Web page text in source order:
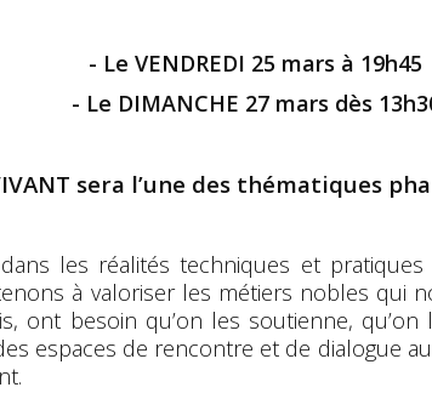
- Le VENDREDI 25 mars à 19h45
- Le DIMANCHE 27 mars dès
sera l’une des thématiques
les réalités techniques et
à valoriser les métiers nobles qui
ont besoin qu’on les soutienne,
espaces de rencontre et de dialogue